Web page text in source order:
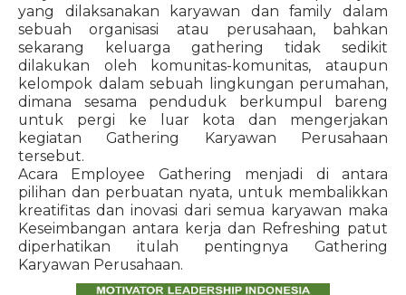
yang dilaksanakan karyawan dan family dalam
sebuah organisasi atau perusahaan, bahkan
sekarang keluarga gathering tidak sedikit
dilakukan oleh komunitas-komunitas, ataupun
kelompok dalam sebuah lingkungan perumahan,
dimana sesama penduduk berkumpul bareng
untuk pergi ke luar kota dan mengerjakan
kegiatan Gathering Karyawan Perusahaan
tersebut.
Acara Employee Gathering menjadi di antara
pilihan dan perbuatan nyata, untuk membalikkan
kreatifitas dan inovasi dari semua karyawan maka
Keseimbangan antara kerja dan Refreshing patut
diperhatikan itulah pentingnya Gathering
Karyawan Perusahaan.